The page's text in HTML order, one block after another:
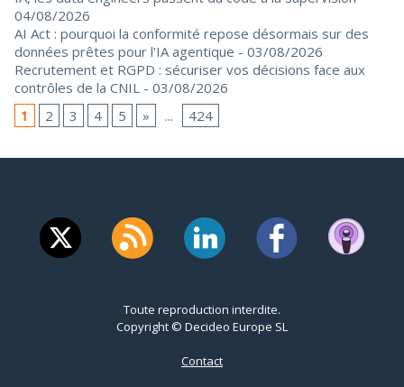
04/08/2026
AI Act : pourquoi la conformité repose désormais sur des
données prêtes pour l'IA agentique - 03/08/2026
Recrutement et RGPD : sécuriser vos décisions face aux
contrôles de la CNIL - 03/08/2026
1
2 3 4 5 » ... 424
Toute reproduction interdite.
Copyright © Decideo Europe SL
Contact